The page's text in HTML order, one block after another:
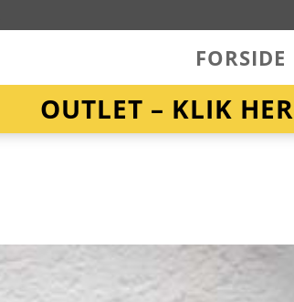
FORSIDE
OUTLET – KLIK HER